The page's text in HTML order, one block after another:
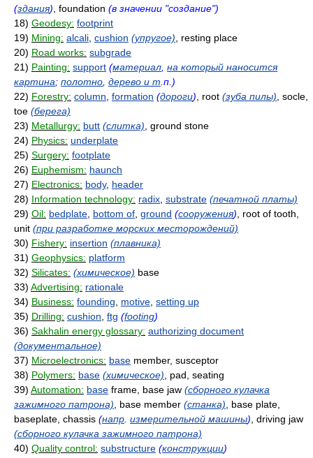
(здания) , foundation (в значении "создание")
18) Geodesy: footprint
19) Mining: alcali cushion (упругое) , resting place
20) Road works: subgrade
21) Painting: support (материал на который наносится
картина; полотно дерево и т .п.)
22) Forestry: column formation (дороги) , root (зуба пилы) , socle,
toe (берега)
23) Metallurgy: butt (слитка) , ground stone
24) Physics: underplate
25) Surgery: footplate
26) Euphemism: haunch
27) Electronics: body, header
28) Information technology: radix substrate (печатной платы)
29) Oil: bedplate bottom of ground (сооружения) , root of tooth,
unit (при разработке морских месторождений)
30) Fishery: insertion (плавника)
31) Geophysics: platform
32) Silicates: (химическое) base
33) Advertising: rationale
34) Business: founding motive setting up
35) Drilling: cushion ftg (footing)
36) Sakhalin energy glossary: authorizing document
(документальное)
37) Microelectronics: base member, susceptor
38) Polymers: base (химическое) , pad, seating
39) Automation: base frame, base jaw (сборного кулачка
зажимного патрона) , base member (станка) , base plate,
baseplate, chassis (напр измерительной машины) , driving jaw
(сборного кулачка зажимного патрона)
40) Quality control: substructure (конструкции)